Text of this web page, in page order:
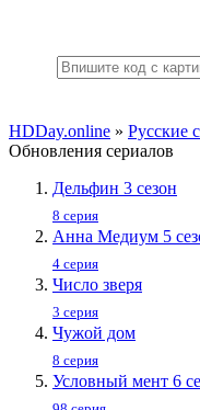
HDDay.online » Русские
Обновления сериалов
Дельфин 3 сезон
8 серия
Анна Медиум 5
4 серия
Число зверя
3 серия
Чужой дом
8 серия
Условный мент 6